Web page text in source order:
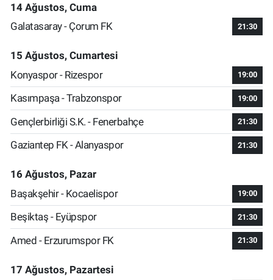
14 Ağustos, Cuma
Galatasaray - Çorum FK
21:30
15 Ağustos, Cumartesi
Konyaspor - Rizespor
19:00
Kasımpaşa - Trabzonspor 19:00
Gençlerbirliği S.K. - Fenerbahçe 21:30
Gaziantep FK - Alanyaspor 21:30
16 Ağustos, Pazar
Başakşehir - Kocaelispor
19:00
Beşiktaş - Eyüpspor 21:30
Amed - Erzurumspor FK 21:30
17 Ağustos, Pazartesi